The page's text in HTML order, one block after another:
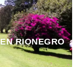
RIONEGRO